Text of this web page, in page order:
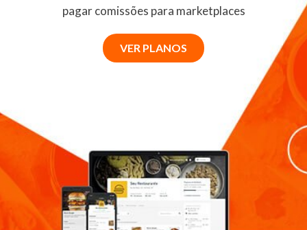
pagar comissões para marketplaces
VER PLANOS